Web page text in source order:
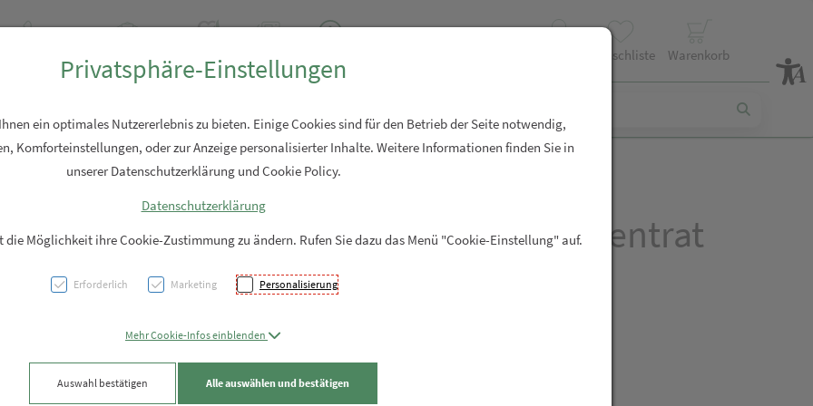
Wunschliste Warenkorb
Taoasis Saunakonzentrat
Set 3x10m 1pk
19,91 EUR
Privatsphäre-Einstellungen
ein optimales Nutzererlebnis zu bieten. Einige Cookies sind für den Betrieb der Seite notwendig,
Komforteinstellungen, oder zur Anzeige personalisierter Inhalte. Weitere Informationen finden Sie in
unserer Datenschutzerklärung und Cookie Policy.
Datenschutzerklärung
die Möglichkeit ihre Cookie-Zustimmung zu ändern. Rufen Sie dazu das Menü "Cookie-Einstellung" auf.
Erforderlich Marketing Personalisierung
Mehr Cookie-Infos einblenden
Auswahl bestätigen Alle auswählen und bestätigen